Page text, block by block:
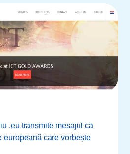
.eu transmite mesajul că
europeană care vorbește